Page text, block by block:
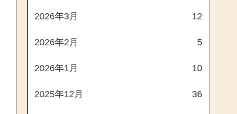
2026年3月 12
2026年2月 5
2026年1月 10
2025年12月 36